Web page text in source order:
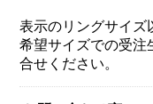
表示のリングサイズ
希望サイズでの受注
合せください。